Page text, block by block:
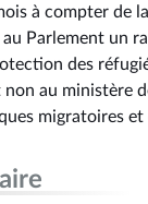
à compter de
Parlement un
des
au ministère
migratoires et